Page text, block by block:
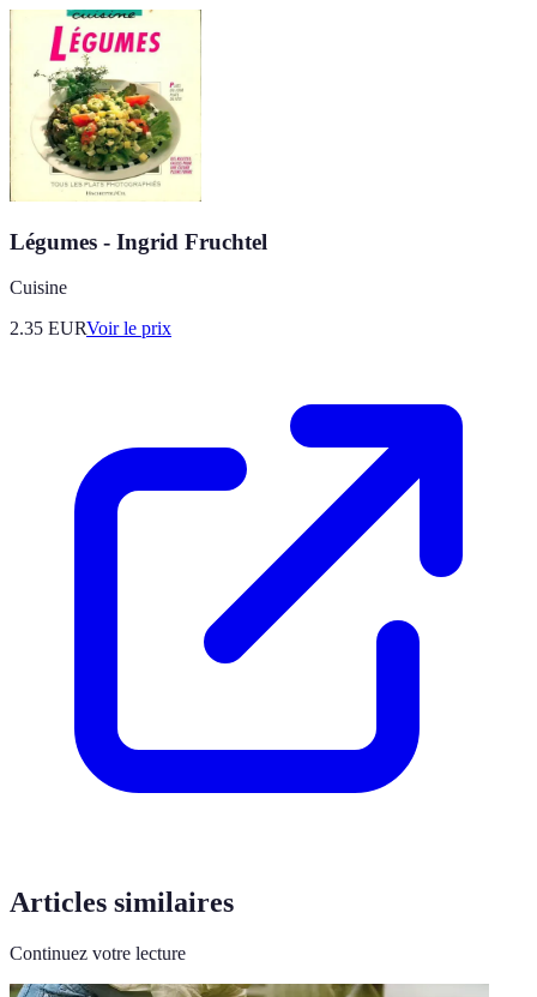
Légumes - Ingrid Fruchtel
Cuisine
2.35 EURVoir le prix
Articles similaires
Continuez votre lecture